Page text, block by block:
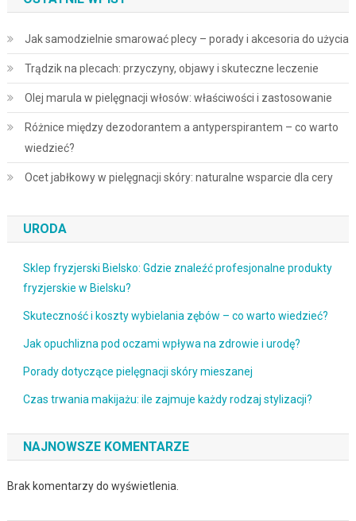
Jak samodzielnie smarować plecy – porady i akcesoria do użycia
Trądzik na plecach: przyczyny, objawy i skuteczne leczenie
Olej marula w pielęgnacji włosów: właściwości i zastosowanie
Różnice między dezodorantem a antyperspirantem – co warto
wiedzieć?
Ocet jabłkowy w pielęgnacji skóry: naturalne wsparcie dla cery
URODA
Sklep fryzjerski Bielsko: Gdzie znaleźć profesjonalne produkty
fryzjerskie w Bielsku?
Skuteczność i koszty wybielania zębów – co warto wiedzieć?
Jak opuchlizna pod oczami wpływa na zdrowie i urodę?
Porady dotyczące pielęgnacji skóry mieszanej
Czas trwania makijażu: ile zajmuje każdy rodzaj stylizacji?
NAJNOWSZE KOMENTARZE
Brak komentarzy do wyświetlenia.